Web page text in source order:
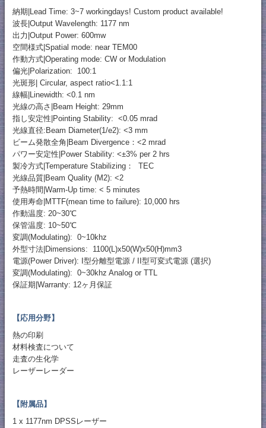
納期|Lead Time: 3~7 workingdays! Custom product available!
波長|Output Wavelength: 1177 nm
出力|Output Power: 600mw
空間様式|Spatial mode: near TEM00
作動方式|Operating mode: CW or Modulation
偏光|Polarization: 100:1
光斑形| Circular, aspect ratio<1.1:1
線幅|Linewidth: <0.1 nm
光線の高さ|Beam Height: 29mm
指し安定性|Pointing Stability: <0.05 mrad
光線直径:Beam Diameter(1/e2): <3 mm
ビーム発散全角|Beam Divergence：<2 mrad
パワー安定性|Power Stability: <±3% per 2 hrs
製冷方式|Temperature Stabilizing： TEC
光線品質|Beam Quality (M2): <2
予熱時間|Warm-Up time: < 5 minutes
使用寿命|MTTF(mean time to failure): 10,000 hrs
作動温度: 20~30℃
保管温度: 10~50℃
変調(Modulating): 0~10khz
外型寸法|Dimensions: 1100(L)x50(W)x50(H)mm3
電源(Power Driver): I型分離型電源 / II型可変式電源 (選択)
変調(Modulating): 0~30khz Analog or TTL
保証期|Warranty: 12ヶ月保証
【応用分野】
熱の印刷
材料検査について
走査の生化学
レーザーレーダー
【附属品】
1 x 1177nm DPSSレーザー